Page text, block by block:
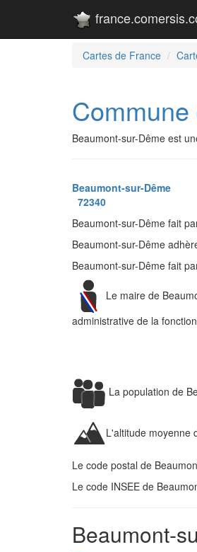
Cartes de France
Beaumont-sur-Dême est
Beaumont-sur-Dême
72340
Beaumont-sur-Dême fait
Beaumont-sur-Dême
Beaumont-sur-Dême fait
Le maire de
administrative de la
La population de
L'altitude moyenne
Le code postal de
Le code INSEE de
Beaumont-